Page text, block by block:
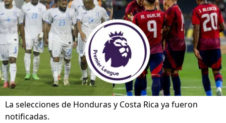
La selecciones de Honduras y Costa Rica ya fueron
notificadas.